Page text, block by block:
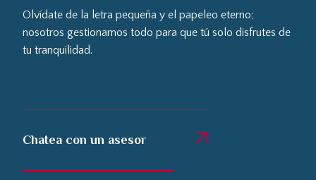
Olvídate de la letra pequeña y el papeleo eterno;
nosotros gestionamos todo para que tú solo disfrutes de
tu tranquilidad.
Chatea con un asesor